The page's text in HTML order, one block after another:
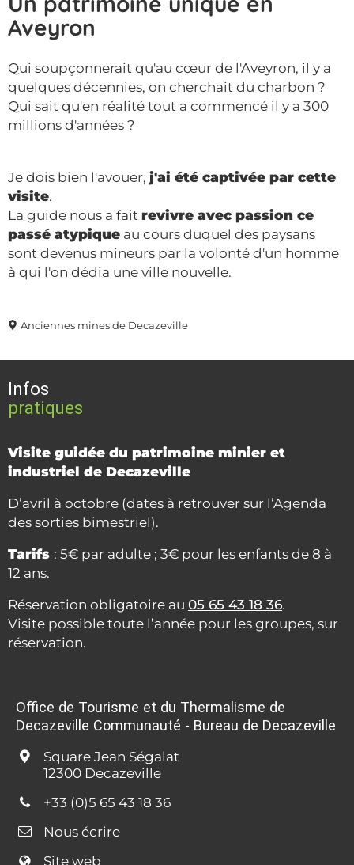
Anciennes mines de Decazeville
Aveyron
Qui soupçonnerait qu'au cœur de l'Aveyron, il y a
quelques décennies, on cherchait du charbon ?
Qui sait qu'en réalité tout a commencé il y a 300
millions d'années ?
Je dois bien l'avouer, j'ai été captivée par cette
visite.
La guide nous a fait revivre avec passion ce
passé atypique au cours duquel des paysans
sont devenus mineurs par la volonté d'un homme
à qui l'on dédia une ville nouvelle.
Infos
pratiques
Visite guidée du patrimoine minier et
industriel de Decazeville
D’avril à octobre (dates à retrouver sur l’Agenda
des sorties bimestriel).
Tarifs : 5€ par adulte ; 3€ pour les enfants de 8 à
12 ans.
Réservation obligatoire au 05 65 43 18 36.
Visite possible toute l’année pour les groupes, sur
réservation.
Office de Tourisme et du Thermalisme de
Decazeville Communauté - Bureau de Decazeville
Square Jean Ségalat
12300 Decazeville
+33 (0)5 65 43 18 36
Nous écrire
Site web